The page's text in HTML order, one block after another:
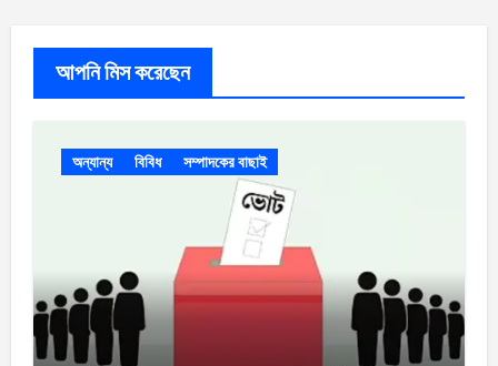
আপনি মিস করেছেন
অন্যান্য বিবিধ সম্পাদকের বাছাই